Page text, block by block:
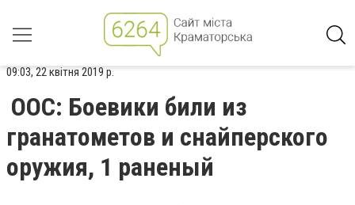
09:03, 22 квітня 2019 р.
ООС: Боевики били из
гранатометов и снайперского
оружия, 1 раненый